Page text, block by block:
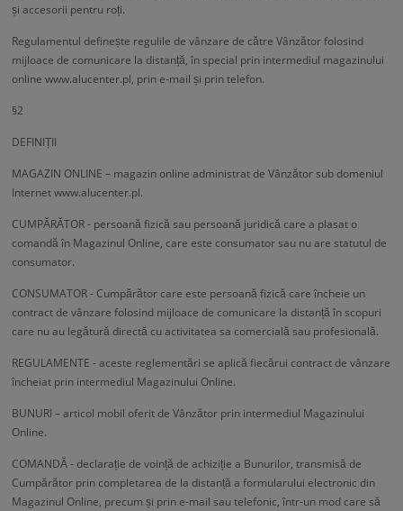
și accesorii pentru roți.
Regulamentul definește regulile de vânzare de către Vânzător folosind
mijloace de comunicare la distanță, în special prin intermediul magazinului
online www.alucenter.pl, prin e-mail și prin telefon.
§2
DEFINIȚII
MAGAZIN ONLINE – magazin online administrat de Vânzător sub domeniul
Internet www.alucenter.pl.
CUMPĂRĂTOR - persoană fizică sau persoană juridică care a plasat o
comandă în Magazinul Online, care este consumator sau nu are statutul de
consumator.
CONSUMATOR - Cumpărător care este persoană fizică care încheie un
contract de vânzare folosind mijloace de comunicare la distanță în scopuri
care nu au legătură directă cu activitatea sa comercială sau profesională.
REGULAMENTE - aceste reglementări se aplică fiecărui contract de vânzare
încheiat prin intermediul Magazinului Online.
BUNURI – articol mobil oferit de Vânzător prin intermediul Magazinului
Online.
COMANDĂ - declarație de voință de achiziție a Bunurilor, transmisă de
Cumpărător prin completarea de la distanță a formularului electronic din
Magazinul Online, precum și prin e-mail sau telefonic, într-un mod care să